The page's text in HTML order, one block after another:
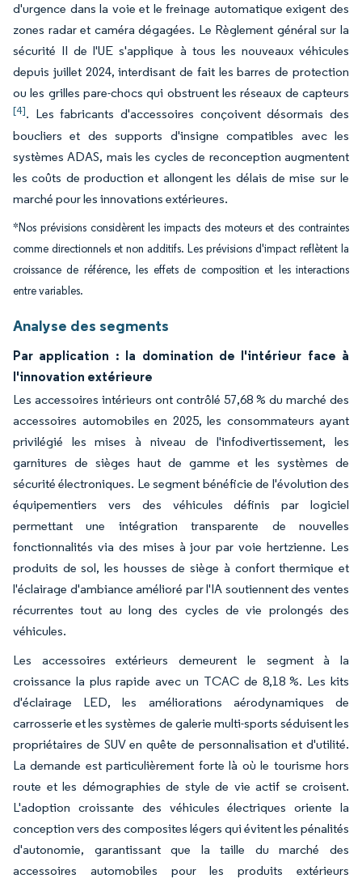
d'urgence dans la voie et le freinage automatique exigent des
zones radar et caméra dégagées. Le Règlement général sur la
sécurité II de l'UE s'applique à tous les nouveaux véhicules
depuis juillet 2024, interdisant de fait les barres de protection
ou les grilles pare-chocs qui obstruent les réseaux de capteurs
[4]. Les fabricants d'accessoires conçoivent désormais des
boucliers et des supports d'insigne compatibles avec les
systèmes ADAS, mais les cycles de reconception augmentent
les coûts de production et allongent les délais de mise sur le
marché pour les innovations extérieures.
*Nos prévisions considèrent les impacts des moteurs et des contraintes
comme directionnels et non additifs. Les prévisions d'impact reflètent la
croissance de référence, les effets de composition et les interactions
entre variables.
Analyse des segments
Par application : la domination de l'intérieur face à
l'innovation extérieure
Les accessoires intérieurs ont contrôlé 57,68 % du marché des
accessoires automobiles en 2025, les consommateurs ayant
privilégié les mises à niveau de l'infodivertissement, les
garnitures de sièges haut de gamme et les systèmes de
sécurité électroniques. Le segment bénéficie de l'évolution des
équipementiers vers des véhicules définis par logiciel
permettant une intégration transparente de nouvelles
fonctionnalités via des mises à jour par voie hertzienne. Les
produits de sol, les housses de siège à confort thermique et
l'éclairage d'ambiance amélioré par l'IA soutiennent des ventes
récurrentes tout au long des cycles de vie prolongés des
véhicules.
Les accessoires extérieurs demeurent le segment à la
croissance la plus rapide avec un TCAC de 8,18 %. Les kits
d'éclairage LED, les améliorations aérodynamiques de
carrosserie et les systèmes de galerie multi-sports séduisent les
propriétaires de SUV en quête de personnalisation et d'utilité.
La demande est particulièrement forte là où le tourisme hors
route et les démographies de style de vie actif se croisent.
L'adoption croissante des véhicules électriques oriente la
conception vers des composites légers qui évitent les pénalités
d'autonomie, garantissant que la taille du marché des
accessoires automobiles pour les produits extérieurs